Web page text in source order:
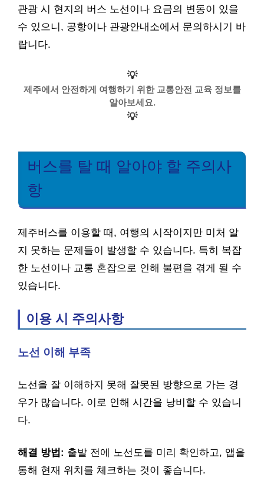
관광 시 현지의 버스 노선이나 요금의 변동이 있을
수 있으니, 공항이나 관광안내소에서 문의하시기 바
랍니다.
💡
제주에서 안전하게 여행하기 위한 교통안전 교육 정보를
알아보세요.
💡
버스를 탈 때 알아야 할 주의사
항
제주버스를 이용할 때, 여행의 시작이지만 미처 알
지 못하는 문제들이 발생할 수 있습니다. 특히 복잡
한 노선이나 교통 혼잡으로 인해 불편을 겪게 될 수
있습니다.
이용 시 주의사항
노선 이해 부족
노선을 잘 이해하지 못해 잘못된 방향으로 가는 경
우가 많습니다. 이로 인해 시간을 낭비할 수 있습니
다.
해결 방법: 출발 전에 노선도를 미리 확인하고, 앱을
통해 현재 위치를 체크하는 것이 좋습니다.